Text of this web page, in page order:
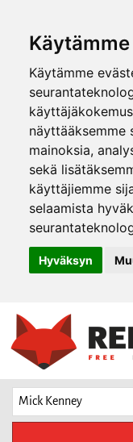
Käytämme
näyttääksemme
mainoksia,
sekä
käyttäjiemme
selaamista
Hyväksyn